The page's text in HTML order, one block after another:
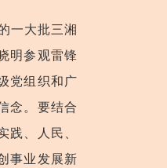
一大批三湘
明参观雷锋
党组织和广
念。要结合
、人民、
事业发展新